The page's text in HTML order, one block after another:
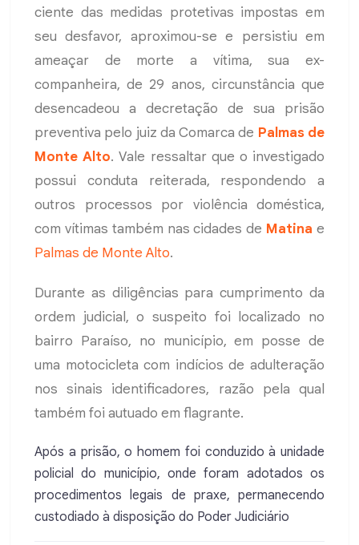
ciente das medidas protetivas impostas em
seu desfavor, aproximou-se e persistiu em
ameaçar de morte a vítima, sua ex-
companheira, de 29 anos, circunstância que
desencadeou a decretação de sua prisão
preventiva pelo juiz da Comarca de Palmas de
Monte Alto. Vale ressaltar que o investigado
possui conduta reiterada, respondendo a
outros processos por violência doméstica,
com vítimas também nas cidades de Matina e
Palmas de Monte Alto.
Durante as diligências para cumprimento da
ordem judicial, o suspeito foi localizado no
bairro Paraíso, no município, em posse de
uma motocicleta com indícios de adulteração
nos sinais identificadores, razão pela qual
também foi autuado em flagrante.
Após a prisão, o homem foi conduzido à unidade
policial do município, onde foram adotados os
procedimentos legais de praxe, permanecendo
custodiado à disposição do Poder Judiciário